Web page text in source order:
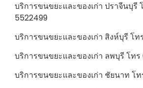
บริการขนขยะและของเก่า ปราจีนบุรี
5522499
บริการขนขยะและของเก่า สิงห์บุรี โ
บริการขนขยะและของเก่า ลพบุรี โท
บริการขนขยะและของเก่า ชัยนาท โ